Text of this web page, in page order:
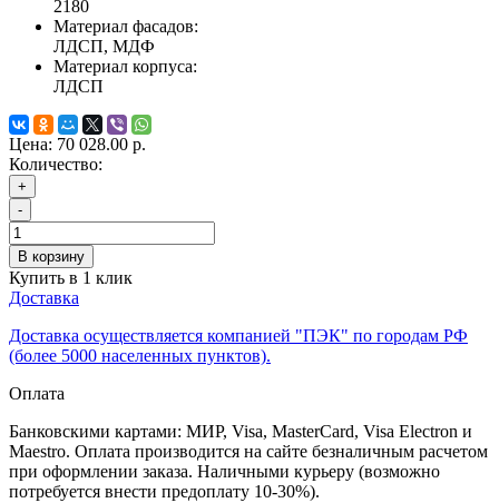
2180
Материал фасадов:
ЛДСП, МДФ
Материал корпуса:
ЛДСП
Цена: 70 028.00 р.
Количество:
+
-
В корзину
Купить в 1 клик
Доставка
Доставка осуществляется компанией "ПЭК" по городам РФ
(более 5000 населенных пунктов).
Оплата
Банковскими картами: МИР, Visa, MasterCard, Visa Electron и
Maestro. Оплата производится на сайте безналичным расчетом
при оформлении заказа. Наличными курьеру (возможно
потребуется внести предоплату 10-30%).